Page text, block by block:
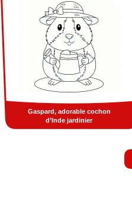
Gaspard, adorable cochon
d’Inde jardinier